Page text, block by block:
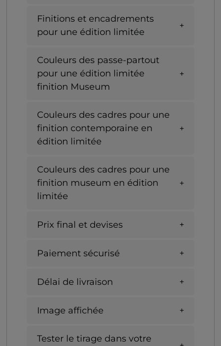
Finitions et encadrements
pour une édition limitée
Couleurs des passe-partout
pour une édition limitée
finition Museum
Couleurs des cadres pour une
finition contemporaine en
édition limitée
Couleurs des cadres pour une
finition museum en édition
limitée
Prix final et devises
Paiement sécurisé
Délai de livraison
Image affichée
Tester le tirage dans votre